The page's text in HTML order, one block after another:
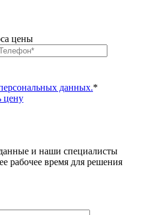
цены
данных.*
цену
и наши специалисты
рабочее время для решения